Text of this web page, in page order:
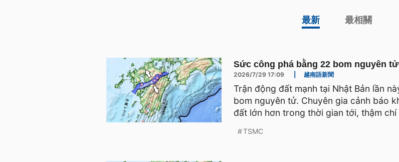
最新 最相關
Sức công phá bằng 22 bom nguyên
2026/7/29 17:09 越南語新聞
Trận động đất mạnh tại Nhật Bản lần
bom nguyên tử. Chuyên gia cảnh báo
đất lớn hơn trong thời gian tới, thậm
lịch trình.
TSMC